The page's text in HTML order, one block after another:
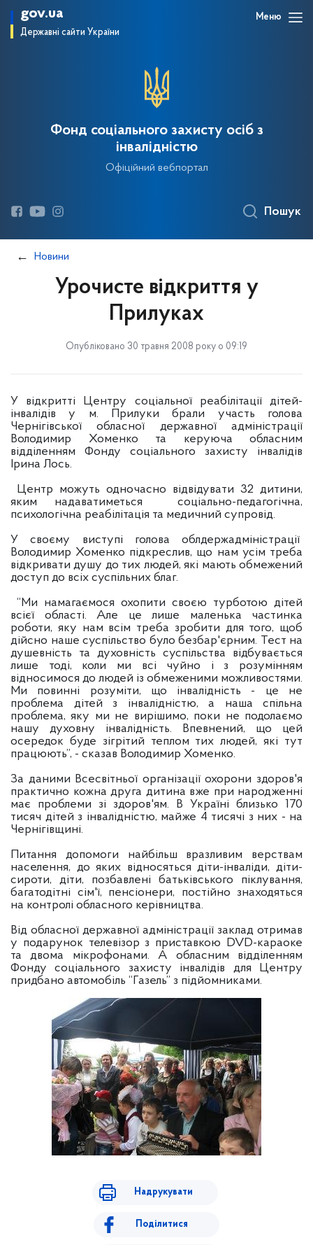
gov.ua
Державні сайти України
Меню
Фонд соціального захисту осіб з
інвалідністю
Офіційний вебпортал
Пошук
Новини
Урочисте відкриття у
Прилуках
Опубліковано 30 травня 2008 року о 09:19
У відкритті Центру соціальної реабілітації дітей-
інвалідів у м. Прилуки брали участь голова
Чернігівської обласної державної адміністрації
Володимир Хоменко та керуюча обласним
відділенням Фонду соціального захисту інвалідів
Ірина Лось.
Центр можуть одночасно відвідувати 32 дитини,
яким надаватиметься
соціально-педагогічна,
психологічна реабілітація та медичний супровід.
У своєму виступі голова облдержадміністрації
Володимир Хоменко підкреслив, що нам усім треба
відкривати душу до тих людей, які мають обмежений
доступ до всіх суспільних благ.
“Ми намагаємося охопити своєю турботою дітей
всієї області. Але це лише маленька частинка
роботи, яку нам всім треба зробити для того, щоб
дійсно наше суспільство було безбар'єрним. Тест на
душевність та духовність суспільства відбувається
лише тоді, коли ми всі чуйно і з розумінням
відносимося до людей із обмеженими можливостями.
Ми повинні розуміти, що інвалідність - це не
проблема дітей з інвалідністю, а наша спільна
проблема, яку ми не вирішимо, поки не подолаємо
нашу духовну інвалідність. Впевнений, що цей
осередок буде зігрітий теплом тих людей, які тут
працюють”, - сказав Володимир Хоменко.
За даними Всесвітньої організації охорони здоров'я
практично кожна друга дитина вже при народженні
має проблеми зі здоров'ям. В Україні близько 170
тисяч дітей з інвалідністю, майже 4 тисячі з них - на
Чернігівщині.
Питання допомоги найбільш вразливим верствам
населення, до яких відносяться діти-інваліди, діти-
сироти, діти, позбавлені батьківського піклування,
багатодітні сім'ї, пенсіонери, постійно знаходяться
на контролі обласного керівництва.
Від обласної державної адміністрації заклад отримав
у подарунок телевізор з приставкою DVD-караоке
та двома мікрофонами. А обласним відділенням
Фонду соціального захисту інвалідів для Центру
придбано автомобіль “Газель” з підйомниками.
Надрукувати
Поділитися